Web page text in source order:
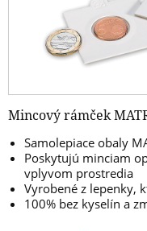
Mincový rámček
Samolepiace obaly
Poskytujú minciam
vplyvom prostredia
Vyrobené z lepenky,
100% bez kyselín a